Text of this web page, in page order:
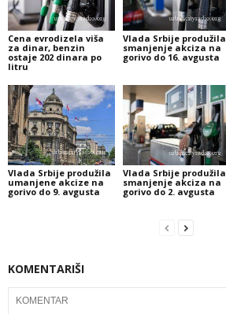
Cena evrodizela viša
za dinar, benzin
ostaje 202 dinara po
litru
Vlada Srbije produžila
smanjenje akciza na
gorivo do 16. avgusta
Vlada Srbije produžila
umanjene akcize na
gorivo do 9. avgusta
Vlada Srbije produžila
smanjenje akciza na
gorivo do 2. avgusta
KOMENTARIŠI